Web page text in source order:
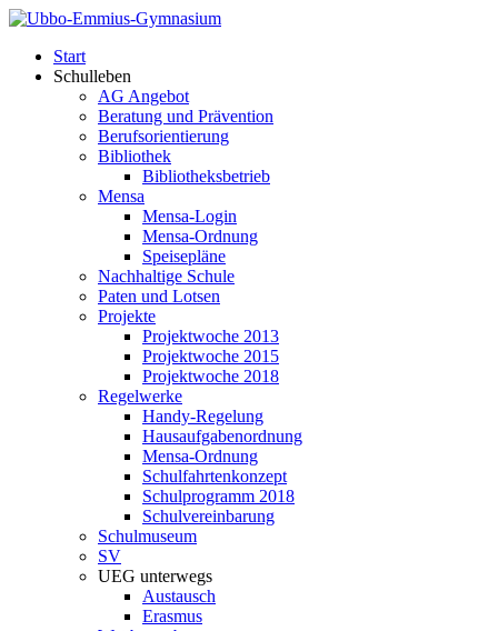
Start
Schulleben
AG Angebot
Beratung und Prävention
Berufsorientierung
Bibliothek
Bibliotheksbetrieb
Mensa
Mensa-Login
Mensa-Ordnung
Speisepläne
Nachhaltige Schule
Paten und Lotsen
Projekte
Projektwoche 2013
Projektwoche 2015
Projektwoche 2018
Regelwerke
Handy-Regelung
Hausaufgabenordnung
Mensa-Ordnung
Schulfahrtenkonzept
Schulprogramm 2018
Schulvereinbarung
Schulmuseum
SV
UEG unterwegs
Austausch
Erasmus